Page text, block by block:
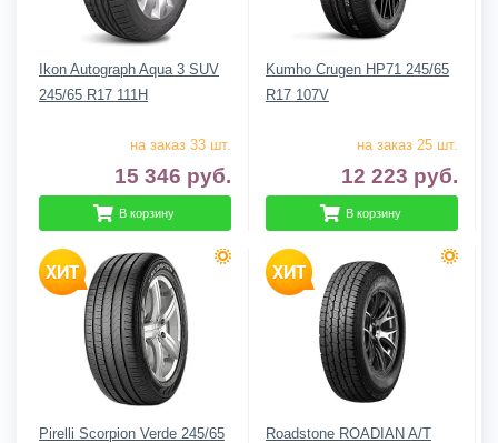
Ikon Autograph Aqua 3 SUV
245/65 R17 111H
на заказ 33 шт.
15 346 руб.
В корзину
Kumho Crugen HP71 245/65
R17 107V
на заказ 25 шт.
12 223 руб.
В корзину
Pirelli Scorpion Verde 245/65
Roadstone ROADIAN A/T